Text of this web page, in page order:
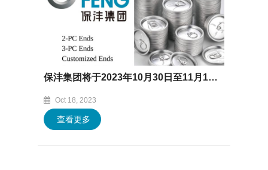
保沣集团将于2023年10月30日至11月1日亮相泰国“Asia CanTech”
Oct 18, 2023
查看更多